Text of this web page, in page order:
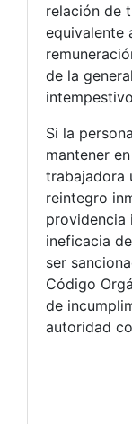
relación de
equivalente
de la
Si la
mantener
trabajadora
reintegro
providencia
ineficacia
ser
Código
de
autoridad